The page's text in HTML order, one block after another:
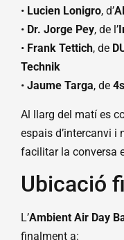
• Lucien Lonigro, d’
• Dr. Jorge Pey, de l’
• Frank Tettich, de
Technik
• Jaume Targa, de
Al llarg del matí es
espais d’intercanvi i
facilitar la conversa
Ubicació
L’Ambient Air Day
finalment a: